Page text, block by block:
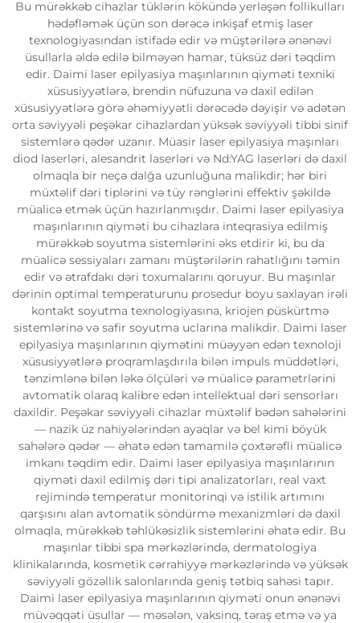
Bu mürəkkəb cihazlar tüklərin kökündə yerləşən follikulları
hədəfləmək üçün son dərəcə inkişaf etmiş laser
texnologiyasından istifadə edir və müştərilərə ənənəvi
üsullarla əldə edilə bilməyən hamar, tüksüz dəri təqdim
edir. Daimi laser epilyasiya maşınlarının qiyməti texniki
xüsusiyyətlərə, brendin nüfuzuna və daxil edilən
xüsusiyyətlərə görə əhəmiyyətli dərəcədə dəyişir və adətən
orta səviyyəli peşəkar cihazlardan yüksək səviyyəli tibbi sinif
sistemlərə qədər uzanır. Müasir laser epilyasiya maşınları
diod laserləri, alesandrit laserləri və Nd:YAG laserləri də daxil
olmaqla bir neçə dalğa uzunluğuna malikdir; hər biri
müxtəlif dəri tiplərini və tüy rənglərini effektiv şəkildə
müalicə etmək üçün hazırlanmışdır. Daimi laser epilyasiya
maşınlarının qiyməti bu cihazlara inteqrasiya edilmiş
mürəkkəb soyutma sistemlərini əks etdirir ki, bu da
müalicə sessiyaları zamanı müştərilərin rahatlığını təmin
edir və ətrafdakı dəri toxumalarını qoruyur. Bu maşınlar
dərinin optimal temperaturunu prosedur boyu saxlayan irəli
kontakt soyutma texnologiyasına, kriojen püskürtmə
sistemlərinə və safir soyutma uclarına malikdir. Daimi laser
epilyasiya maşınlarının qiymətini müəyyən edən texnoloji
xüsusiyyətlərə proqramlaşdırıla bilən impuls müddətləri,
tənzimlənə bilən ləkə ölçüləri və müalicə parametrlərini
avtomatik olaraq kalibre edən intellektual dəri sensorları
daxildir. Peşəkar səviyyəli cihazlar müxtəlif bədən sahələrini
— nazik üz nahiyələrindən ayaqlar və bel kimi böyük
sahələrə qədər — əhatə edən tamamilə çoxtərəfli müalicə
imkanı təqdim edir. Daimi laser epilyasiya maşınlarının
qiyməti daxil edilmiş dəri tipi analizatorları, real vaxt
rejimində temperatur monitorinqi və istilik artımını
qarşısını alan avtomatik söndürmə mexanizmləri də daxil
olmaqla, mürəkkəb təhlükəsizlik sistemlərini əhatə edir. Bu
maşınlar tibbi spa mərkəzlərində, dermatologiya
klinikalarında, kosmetik cərrahiyyə mərkəzlərində və yüksək
səviyyəli gözəllik salonlarında geniş tətbiq sahəsi tapır.
Daimi laser epilyasiya maşınlarının qiyməti onun ənənəvi
müvəqqəti üsullar — məsələn, vaksinq, təraş etmə və ya